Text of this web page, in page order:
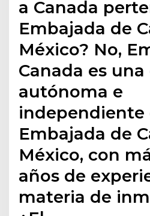
a Canada
Embajada de
México? No,
Canada es
autónoma e
independiente
Embajada de
México, con
años de
materia de